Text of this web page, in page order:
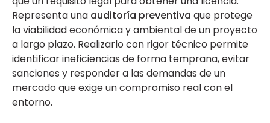
Representa una auditoría preventiva que protege
la viabilidad económica y ambiental de un proyecto
a largo plazo. Realizarlo con rigor técnico permite
identificar ineficiencias de forma temprana, evitar
sanciones y responder a las demandas de un
mercado que exige un compromiso real con el
entorno.